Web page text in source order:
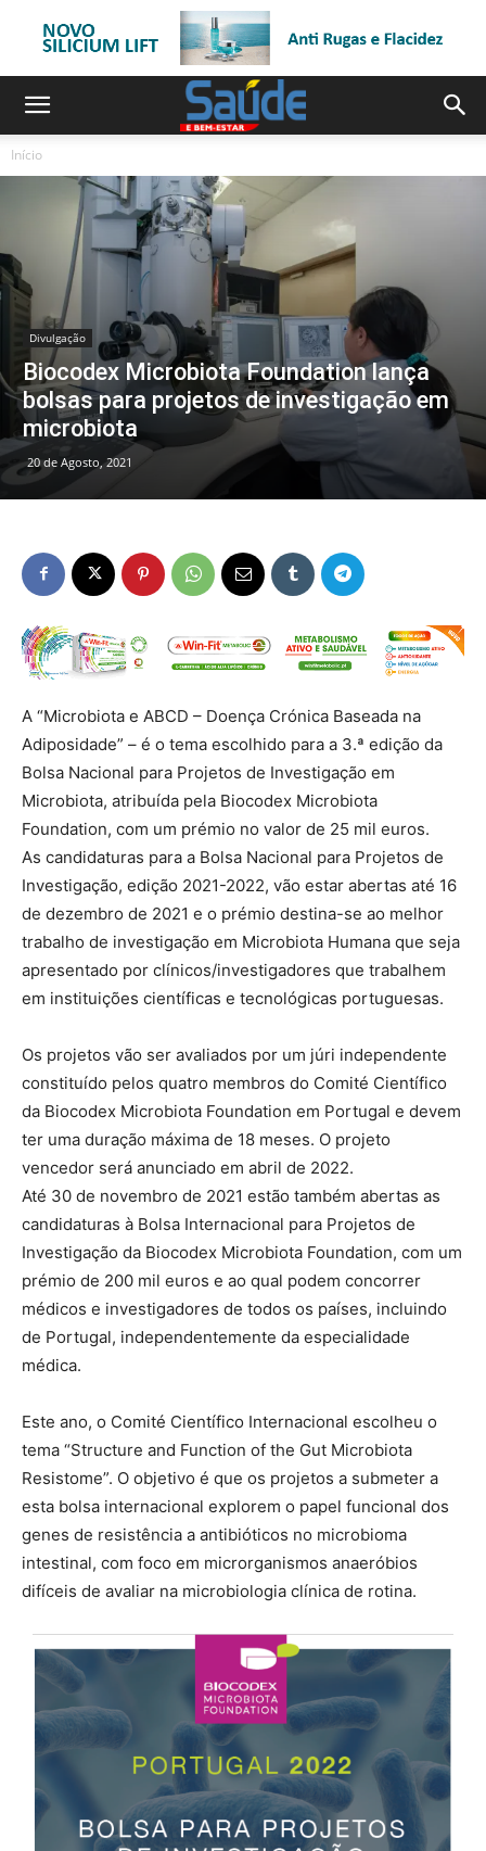
Início
Divulgação
Biocodex Microbiota Foundation lança
bolsas para projetos de investigação em
microbiota
20 de Agosto, 2021
A “Microbiota e ABCD – Doença Crónica Baseada na
Adiposidade” – é o tema escolhido para a 3.ª edição da
Bolsa Nacional para Projetos de Investigação em
Microbiota, atribuída pela Biocodex Microbiota
Foundation, com um prémio no valor de 25 mil euros.
As candidaturas para a Bolsa Nacional para Projetos de
Investigação, edição 2021-2022, vão estar abertas até 16
de dezembro de 2021 e o prémio destina-se ao melhor
trabalho de investigação em Microbiota Humana que seja
apresentado por clínicos/investigadores que trabalhem
em instituições científicas e tecnológicas portuguesas.
Os projetos vão ser avaliados por um júri independente
constituído pelos quatro membros do Comité Científico
da Biocodex Microbiota Foundation em Portugal e devem
ter uma duração máxima de 18 meses. O projeto
vencedor será anunciado em abril de 2022.
Até 30 de novembro de 2021 estão também abertas as
candidaturas à Bolsa Internacional para Projetos de
Investigação da Biocodex Microbiota Foundation, com um
prémio de 200 mil euros e ao qual podem concorrer
médicos e investigadores de todos os países, incluindo
de Portugal, independentemente da especialidade
médica.
Este ano, o Comité Científico Internacional escolheu o
tema “Structure and Function of the Gut Microbiota
Resistome”. O objetivo é que os projetos a submeter a
esta bolsa internacional explorem o papel funcional dos
genes de resistência a antibióticos no microbioma
intestinal, com foco em microrganismos anaeróbios
difíceis de avaliar na microbiologia clínica de rotina.